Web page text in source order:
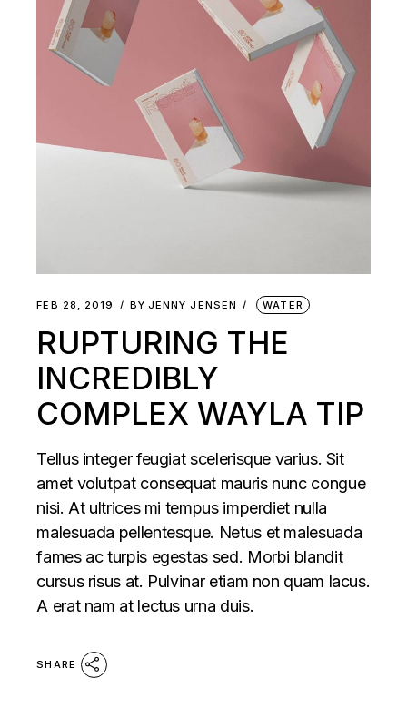
FEB 28, 2019 BY JENNY JENSEN WATER
RUPTURING THE
INCREDIBLY
COMPLEX WAYLA TIP
Tellus integer feugiat scelerisque varius. Sit
amet volutpat consequat mauris nunc congue
nisi. At ultrices mi tempus imperdiet nulla
malesuada pellentesque. Netus et malesuada
fames ac turpis egestas sed. Morbi blandit
cursus risus at. Pulvinar etiam non quam lacus.
A erat nam at lectus urna duis.
SHARE